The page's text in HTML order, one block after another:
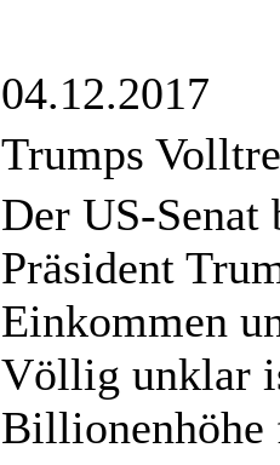
04.12.2017
Trumps
Der US-
Präsident
Einkommen
Völlig unklar
Billionenhöhe